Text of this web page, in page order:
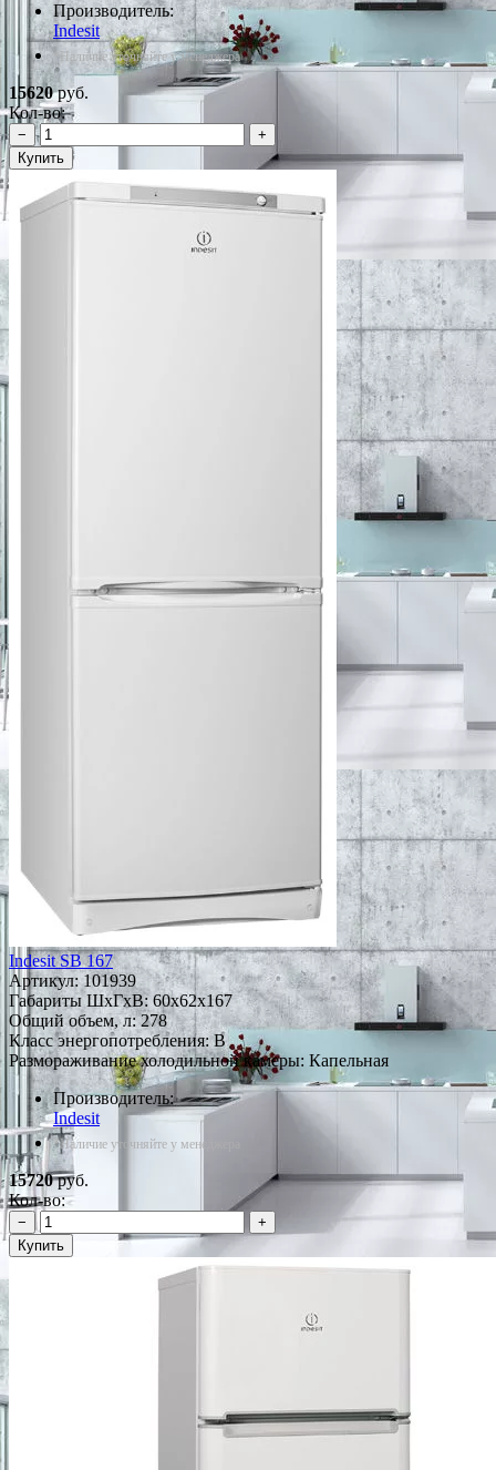
Производитель:
Indesit
*Наличие уточняйте у менеджера
15620руб.
Кол-во:
−
+
Купить
Indesit SB 167
Артикул:101939
Габариты ШxГxВ: 60x62x167
Общий объем, л: 278
Класс энергопотребления: B
Размораживание холодильной камеры: Капельная
Производитель:
Indesit
*Наличие уточняйте у менеджера
15720руб.
Кол-во:
−
+
Купить